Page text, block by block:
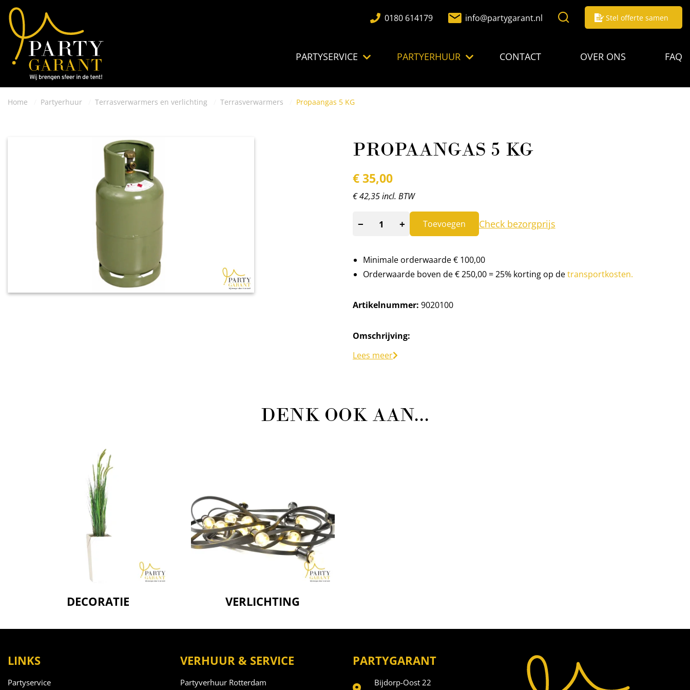
PARTYSERVICE PARTYERHUUR CONTACT OVER ONS FAQ
Stel offerte samen
0180 614179 info@partygarant.nl
Home Partyerhuur Terrasverwarmers en verlichting Terrasverwarmers Propaangas 5 KG
PROPAANGAS 5 KG
€35,00
€ 42,35 incl. BTW
− + Toevoegen Check bezorgprijs
Minimale orderwaarde € 100,00
Orderwaarde boven de € 250,00 = 25% korting op detransportkosten.
Artikelnummer: 9020100
Omschrijving:
Let op. Dit is een drukvat en explosief.
Lees meer
DENK OOK AAN...
DECORATIE VERLICHTING
LINKS
Partyservice
VERHUUR & SERVICE
Partyverhuur Rotterdam
PARTYGARANT
Bijdorp-Oost 22